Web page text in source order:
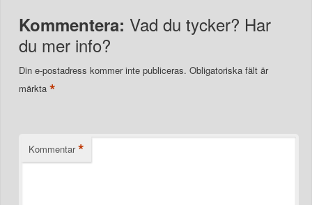
Kommentera: Vad du tycker? Har
du mer info?
Din e-postadress kommer inte publiceras. Obligatoriska fält är
märkta *
Kommentar *